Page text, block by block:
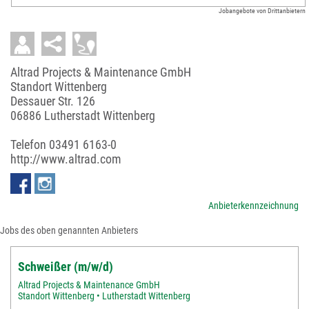
Jobangebote von Drittanbietern
Altrad Projects & Maintenance GmbH
Standort Wittenberg
Dessauer Str. 126
06886 Lutherstadt Wittenberg
Telefon 03491 6163-0
http://www.altrad.com
Anbieterkennzeichnung
Jobs des oben genannten Anbieters
Schweißer (m/w/d)
Altrad Projects & Maintenance GmbH
Standort Wittenberg • Lutherstadt Wittenberg